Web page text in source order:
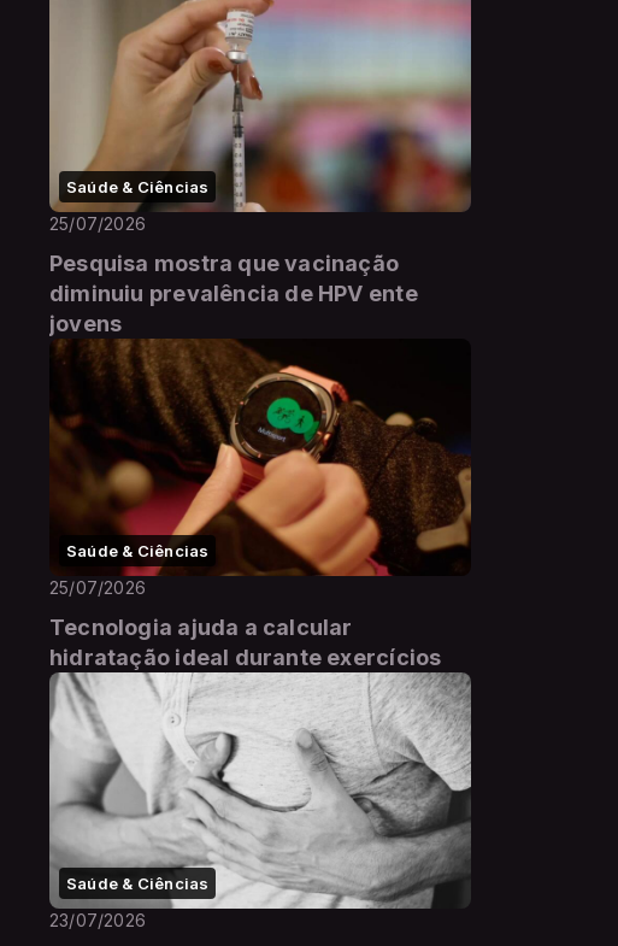
Saúde & Ciências
25/07/2026
Pesquisa mostra que vacinação
diminuiu prevalência de HPV ente
jovens
Saúde & Ciências
25/07/2026
Tecnologia ajuda a calcular
hidratação ideal durante exercícios
Saúde & Ciências
23/07/2026